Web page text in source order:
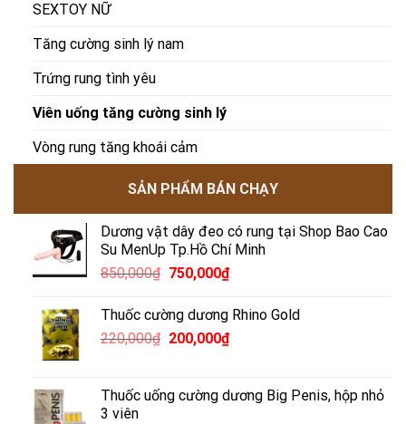
SEXTOY NỮ
Tăng cường sinh lý nam
Trứng rung tình yêu
Viên uống tăng cường sinh lý
Vòng rung tăng khoái cảm
SẢN PHẨM BÁN CHẠY
Dương vật dây đeo có rung tại Shop Bao Cao
Su MenUp Tp.Hồ Chí Minh
850,000₫ Giá
là:
850,000₫.
750,000₫Giá
tại
là:
750,000₫.
Thuốc cường dương Rhino Gold
220,000₫ Giá
220,000₫.
200,000₫Giá
là:
Thuốc uống cường dương Big Penis, hộp nhỏ
3 viên